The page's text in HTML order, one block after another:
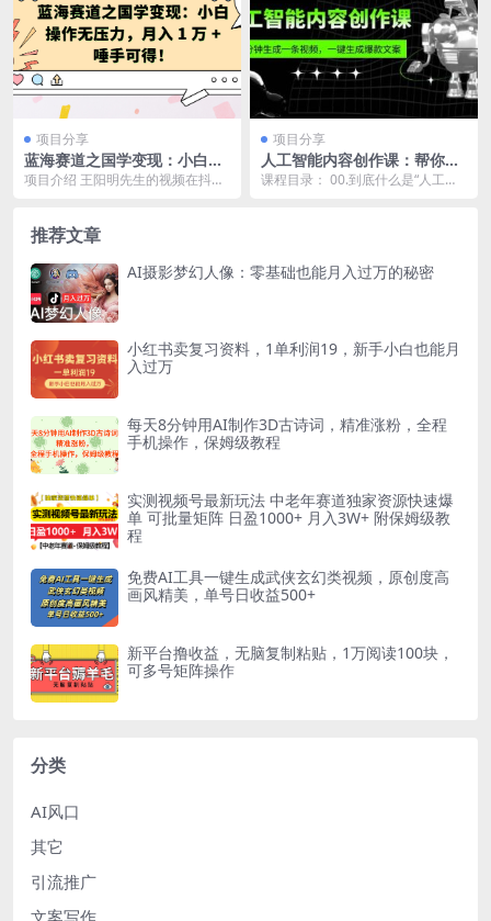
项目分享
蓝海赛道之国学变现：小白操
作无压力，月入 1 万 + 唾手可
项目介绍 王阳明先生的视频在抖音
项目分享
人工智能内容创作课：帮你一
分钟生成一条视频，一键生成
课程目录： 00.到底什么是“人工智
推荐文章
AI摄影梦幻人像：零基础也能月入过万的秘密
小红书卖复习资料，1单利润19，新手小白也能月
入过万
每天8分钟用AI制作3D古诗词，精准涨粉，全程
手机操作，保姆级教程
实测视频号最新玩法 中老年赛道独家资源快速爆
单 可批量矩阵 日盈1000+ 月入3W+ 附保姆级教
程
免费AI工具一键生成武侠玄幻类视频，原创度高
画风精美，单号日收益500+
新平台撸收益，无脑复制粘贴，1万阅读100块，
可多号矩阵操作
分类
AI风口
其它
引流推广